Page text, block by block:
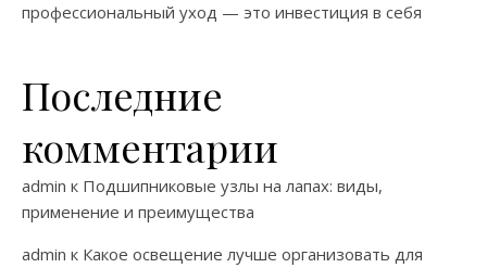
профессиональный уход — это инвестиция в себя
Последние
комментарии
admin к Подшипниковые узлы на лапах: виды,
применение и преимущества
admin к Какое освещение лучше организовать для